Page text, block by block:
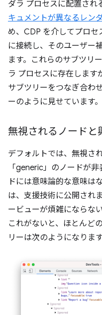
ダラ プロセスに配置され
キュメントが異なるレン
め、CDP を介してプロ
に接続し、そのユーザー
ます。これらのサブツリ
ラ プロセスに存在します
サブツリーをつなぎ合わ
ーのように見せています。
無視されるノードと
デフォルトでは、無視さ
「generic」のノードが
ドには意味論的な意味は
は、支援技術に公開され
ービューが煩雑にならな
これがないと、ほとんど
リーは次のようになります